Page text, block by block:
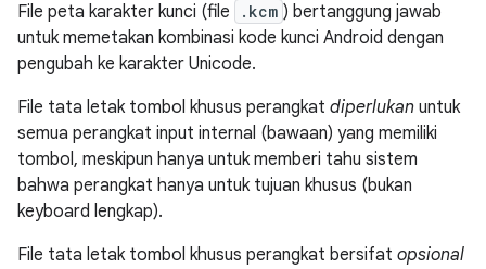
File peta karakter kunci (file .kcm ) bertanggung jawab
untuk memetakan kombinasi kode kunci Android dengan
pengubah ke karakter Unicode.
File tata letak tombol khusus perangkat diperlukan untuk
semua perangkat input internal (bawaan) yang memiliki
tombol, meskipun hanya untuk memberi tahu sistem
bahwa perangkat hanya untuk tujuan khusus (bukan
keyboard lengkap).
File tata letak tombol khusus perangkat bersifat opsional